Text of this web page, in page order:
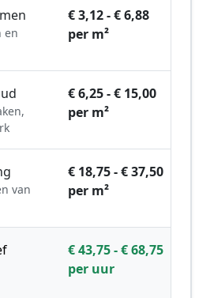
en
€ 3,12 - € 6,88
per m²
€ 6,25 - € 15,00
per m²
van
€ 18,75 - € 37,50
per m²
€ 43,75 - € 68,75
per uur